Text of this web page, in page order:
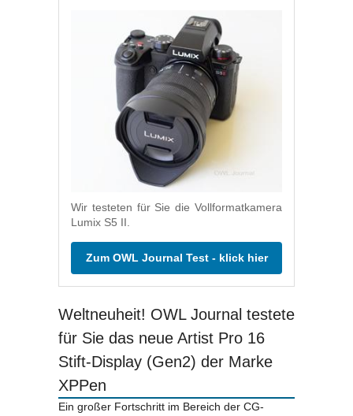
Wir testeten für Sie die Vollformatkamera
Lumix S5 II.
Zum OWL Journal Test - klick hier
Weltneuheit! OWL Journal testete
für Sie das neue Artist Pro 16
Stift-Display (Gen2) der Marke
XPPen
Ein großer Fortschritt im Bereich der CG-